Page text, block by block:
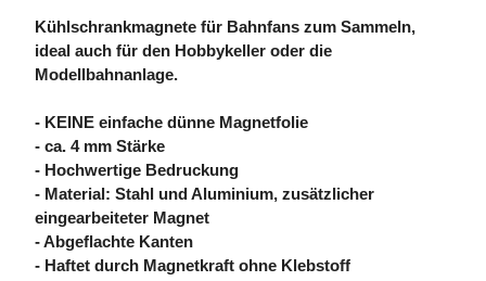
Kühlschrankmagnete für Bahnfans zum Sammeln,
ideal auch für den Hobbykeller oder die
Modellbahnanlage.
- KEINE einfache dünne Magnetfolie
- ca. 4 mm Stärke
- Hochwertige Bedruckung
- Material: Stahl und Aluminium, zusätzlicher
eingearbeiteter Magnet
- Abgeflachte Kanten
- Haftet durch Magnetkraft ohne Klebstoff